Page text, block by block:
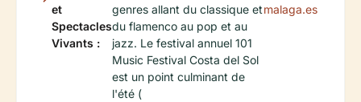
et
Spectacles
Vivants :
genres allant du classique et
du flamenco au pop et au
jazz. Le festival annuel 101
Music Festival Costa del Sol
est un point culminant de
l'été (
malaga.es